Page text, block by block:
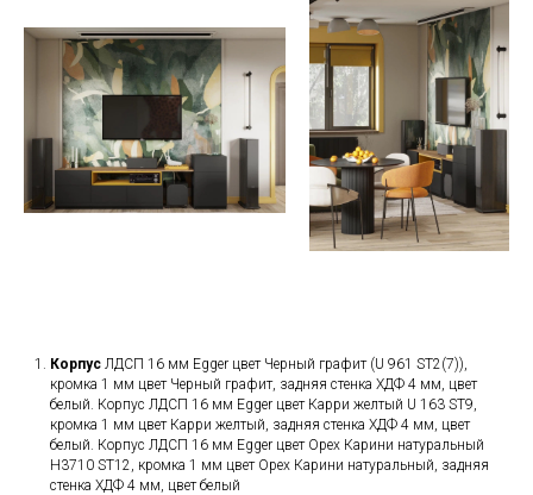
Корпус ЛДСП 16 мм Egger цвет Черный графит (U 961 ST2(7)),
кромка 1 мм цвет Черный графит, задняя стенка ХДФ 4 мм, цвет
белый. Корпус ЛДСП 16 мм Egger цвет Карри желтый U 163 ST9,
кромка 1 мм цвет Карри желтый, задняя стенка ХДФ 4 мм, цвет
белый. Корпус ЛДСП 16 мм Egger цвет Орех Карини натуральный
H3710 ST12, кромка 1 мм цвет Орех Карини натуральный, задняя
стенка ХДФ 4 мм, цвет белый